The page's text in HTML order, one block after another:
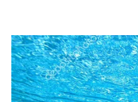
গ্রামীণ পিছিয়ে পড়া
যারা অনলাইনে
অভ্যস্ত নন, বিশেষ